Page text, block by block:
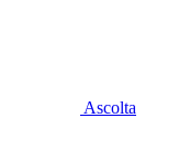
Ascolta